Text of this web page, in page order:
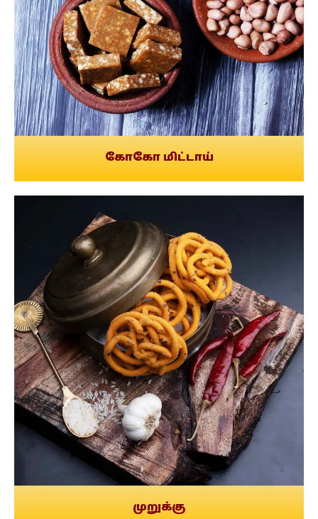
கோகோ மிட்டாய்
முறுக்கு